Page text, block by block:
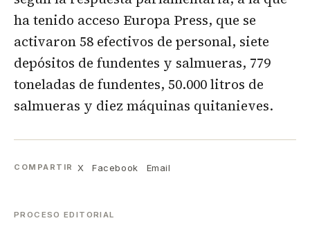
ha tenido acceso Europa Press, que se
activaron 58 efectivos de personal, siete
depósitos de fundentes y salmueras, 779
toneladas de fundentes, 50.000 litros de
salmueras y diez máquinas quitanieves.
COMPARTIR X Facebook Email
PROCESO EDITORIAL